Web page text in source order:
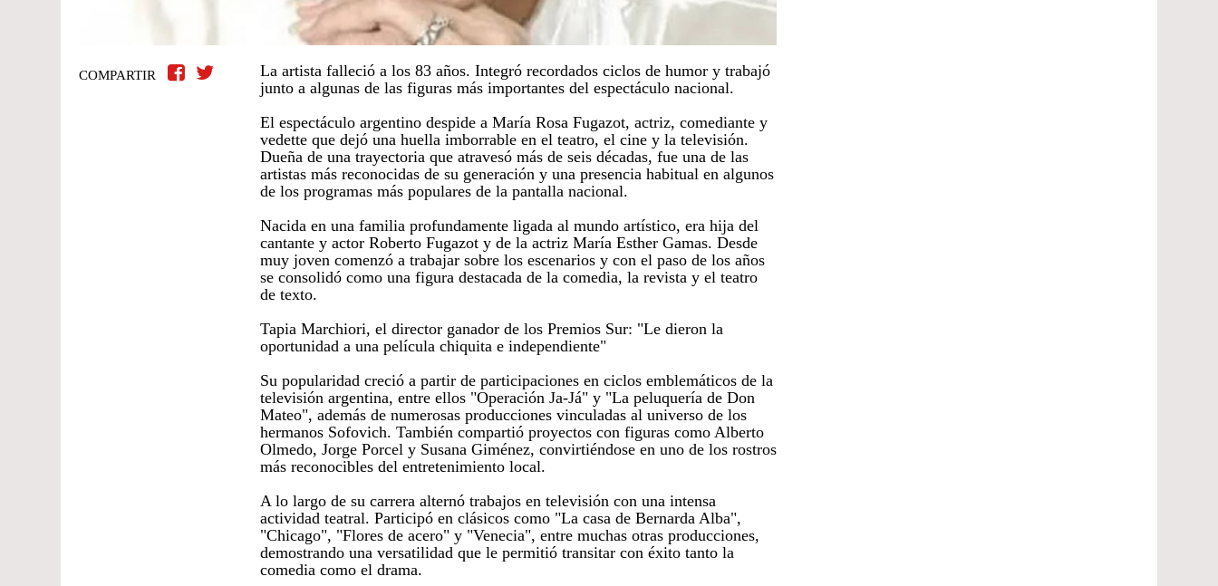
COMPARTIR
La artista falleció a los 83 años. Integró recordados ciclos de humor y trabajó
junto a algunas de las figuras más importantes del espectáculo nacional.
El espectáculo argentino despide a María Rosa Fugazot, actriz, comediante y
vedette que dejó una huella imborrable en el teatro, el cine y la televisión.
Dueña de una trayectoria que atravesó más de seis décadas, fue una de las
artistas más reconocidas de su generación y una presencia habitual en algunos
de los programas más populares de la pantalla nacional.
Nacida en una familia profundamente ligada al mundo artístico, era hija del
cantante y actor Roberto Fugazot y de la actriz María Esther Gamas. Desde
muy joven comenzó a trabajar sobre los escenarios y con el paso de los años
se consolidó como una figura destacada de la comedia, la revista y el teatro
de texto.
Tapia Marchiori, el director ganador de los Premios Sur: "Le dieron la
oportunidad a una película chiquita e independiente"
Su popularidad creció a partir de participaciones en ciclos emblemáticos de la
televisión argentina, entre ellos "Operación Ja-Já" y "La peluquería de Don
Mateo", además de numerosas producciones vinculadas al universo de los
hermanos Sofovich. También compartió proyectos con figuras como Alberto
Olmedo, Jorge Porcel y Susana Giménez, convirtiéndose en uno de los rostros
más reconocibles del entretenimiento local.
A lo largo de su carrera alternó trabajos en televisión con una intensa
actividad teatral. Participó en clásicos como "La casa de Bernarda Alba",
"Chicago", "Flores de acero" y "Venecia", entre muchas otras producciones,
demostrando una versatilidad que le permitió transitar con éxito tanto la
comedia como el drama.